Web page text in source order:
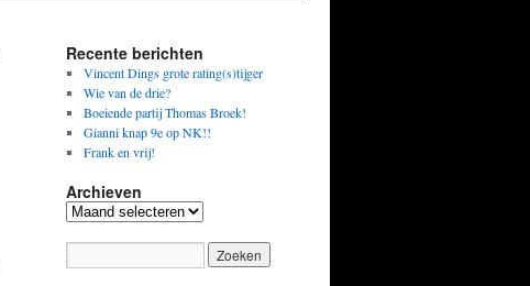
Recente berichten
Vincent Dings grote rating(s)tijger
Wie van de drie?
Boeiende partij Thomas Broek!
Gianni knap 9e op NK!!
Frank en vrij!
Archieven
Archieven